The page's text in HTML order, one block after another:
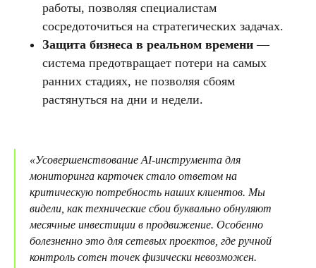
работы, позволяя специалистам
сосредоточиться на стратегических задачах.
Защита бизнеса в реальном времени —
система предотвращает потери на самых
ранних стадиях, не позволяя сбоям
растянуться на дни и недели.
«Усовершенствование AI-инструмента для
мониторинга карточек стало ответом на
критическую потребность наших клиентов. Мы
видели, как технические сбои буквально обнуляют
месячные инвестиции в продвижение. Особенно
болезненно это для сетевых проектов, где ручной
контроль сотен точек физически невозможен.